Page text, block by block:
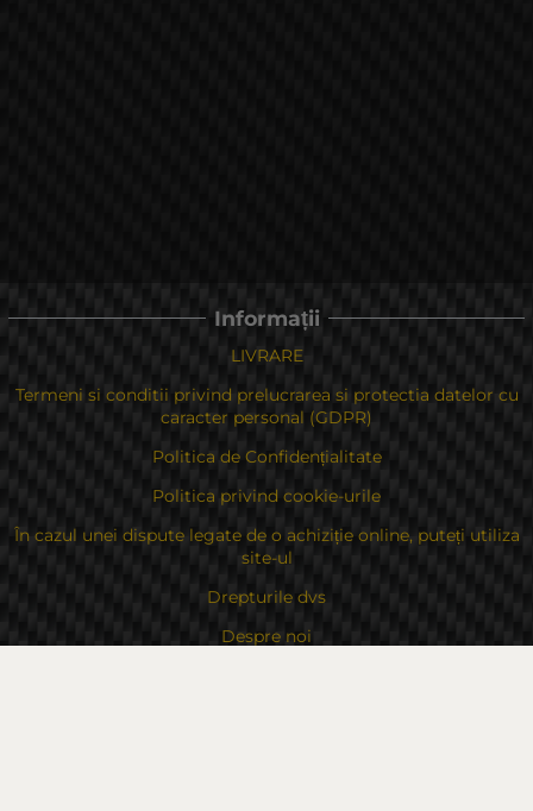
Informații
LIVRARE
Termeni si conditii privind prelucrarea si protectia datelor cu
caracter personal (GDPR)
Politica de Confidențialitate
Politica privind cookie-urile
În cazul unei dispute legate de o achiziție online, puteți utiliza
site-ul
Drepturile dvs
Despre noi